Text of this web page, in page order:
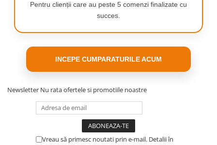
ADAPTARE LA FIECARE SERTAR
Natura modulară a setului vă permite să
combinați liber containere individuale.
largi, puteți regla liber aranjamentul acestora
pentru a găzdui cât mai multe lucruri.
Containerele au o formă îngrijită și spațioasă, iar
transparența lor le face să se potrivească
neobservat în orice interior.
DURABILITATE MARE
Organizatorii sunt fabricați dinplastic solid
Pentru clienții care au peste 5 comenzi finalizate cu
succes.
INCEPE CUMPARATURILE ACUM
Newsletter Nu rata ofertele si promotiile noastre
Vreau să primesc noutati prin e-mail. Detalii în